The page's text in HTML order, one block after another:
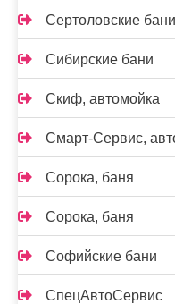
Сертоловские бани
Сибирские бани
Скиф, автомойка
Смарт-Сервис,
Сорока, баня
Сорока, баня
Софийские бани
СпецАвтоСервис